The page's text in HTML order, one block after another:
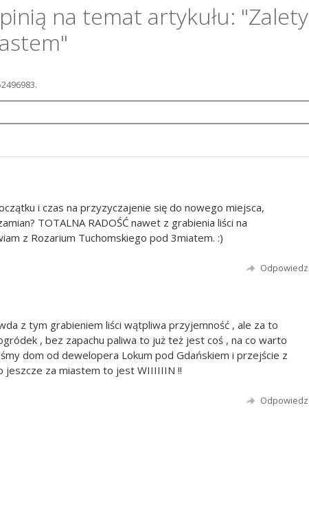
na temat artykułu: "Zalety
i czas na przyzyczajenie się do nowego miejsca,
TOTALNA RADOŚĆ nawet z grabienia liści na
z Rozarium Tuchomskiego pod 3miatem. :)
Odpowiedz
z tym grabieniem liści wątpliwa przyjemność , ale za to
, bez zapachu paliwa to już też jest coś , na co warto
dom od dewelopera Lokum pod Gdańskiem i przejście z
jeszcze za miastem to jest WIIIIIIN !!
Odpowiedz